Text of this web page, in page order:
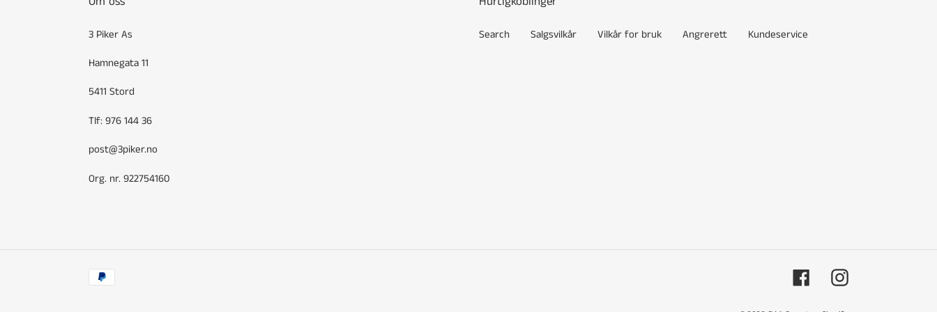
3 Piker As
Hamnegata 11
5411 Stord
Tlf: 976 144 36
post@3piker.no
Org. nr. 922754160
Search Salgsvilkår Vilkår for bruk Angrerett Kundeservice
Betalingsmetoder FacebookInstagram